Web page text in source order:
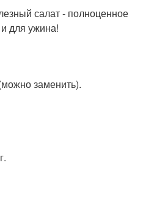
салат - полноценное
для ужина!
заменить).